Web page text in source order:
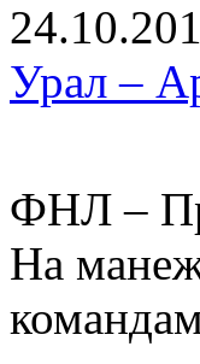
Урал –
ФНЛ –
На